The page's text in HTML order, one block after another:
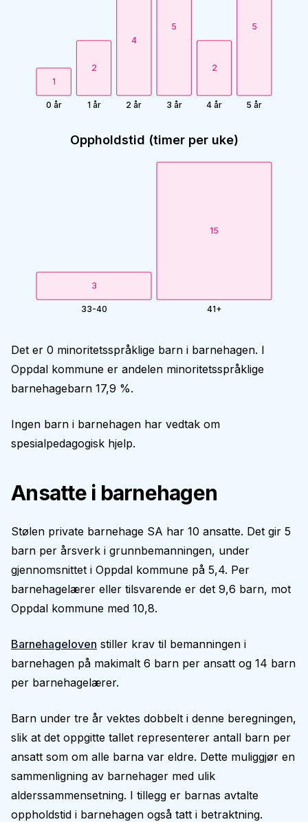
1
0 år
2
1 år
4
2 år
5
3 år
2
4 år
5
5 år
Oppholdstid (timer per uke)
3
33-40
15
41+
Det er 0 minoritetsspråklige barn i barnehagen. I
Oppdal kommune er andelen minoritetsspråklige
barnehagebarn 17,9 %.
Ingen barn i barnehagen har vedtak om
spesialpedagogisk hjelp.
Ansatte i barnehagen
Stølen private barnehage SA har 10 ansatte. Det gir 5
barn per årsverk i grunnbemanningen, under
gjennomsnittet i Oppdal kommune på 5,4. Per
barnehagelærer eller tilsvarende er det 9,6 barn, mot
Oppdal kommune med 10,8.
Barnehageloven stiller krav til bemanningen i
barnehagen på makimalt 6 barn per ansatt og 14 barn
per barnehagelærer.
Barn under tre år vektes dobbelt i denne beregningen,
slik at det oppgitte tallet representerer antall barn per
ansatt som om alle barna var eldre. Dette muliggjør en
sammenligning av barnehager med ulik
alderssammensetning. I tillegg er barnas avtalte
oppholdstid i barnehagen også tatt i betraktning.